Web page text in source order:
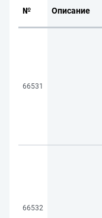
№ Описание
66531
66532